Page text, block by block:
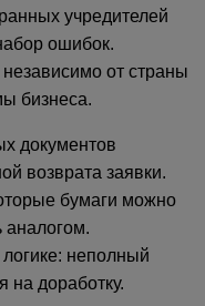
учредителей
ошибок.
от страны
бизнеса.
документов
возврата заявки.
бумаги можно
аналогом.
логике: неполный
на доработку.